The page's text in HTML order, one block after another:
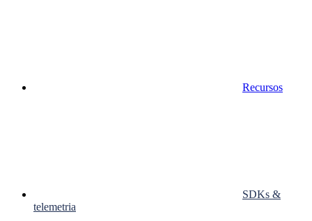
Recursos
SDKs &
telemetria